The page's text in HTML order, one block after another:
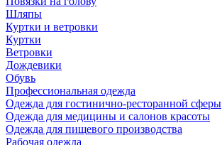
Шляпы
Куртки и ветровки
Куртки
Ветровки
Дождевики
Обувь
Профессиональная одежда
Одежда для гостинично-ресторанной сферы
Одежда для медицины и салонов красоты
Одежда для пищевого производства
Рабочая одежда